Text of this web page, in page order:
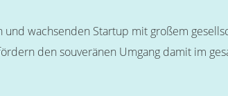
wachsenden Startup mit großem
den souveränen Umgang damit im